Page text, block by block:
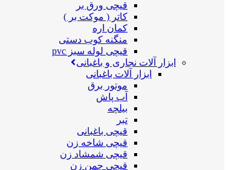
قیچی ورق بر
کاتر ( موکت بر )
کمان اره
منگنه کوب دستی
قیچی لوله سبز pvc
ابزار آلات نجاری و باغبانی
ابزار آلات باغبانی
موتور برق
آب پاش
بیلچه
تبر
قیچی باغبانی
قیچی شاخه زن
قیچی شمشاد زن
قیچی چمن زن